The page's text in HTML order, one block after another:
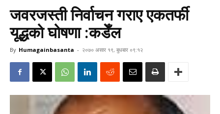
जवरजस्ती निर्वाचन गराए एकतर्फी
यूद्धको घोषणा :कडेँल
By Humagainbasanta - २०७० असार १९, बुधबार ०९:१२